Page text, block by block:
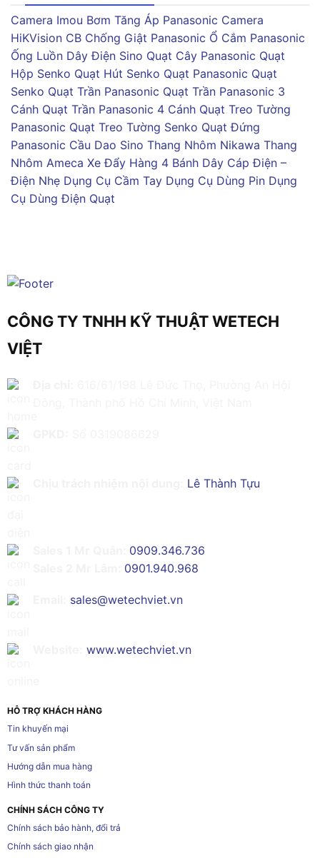
Camera Imou Bơm Tăng Áp Panasonic Camera
HiKVision CB Chống Giật Panasonic Ổ Cắm Panasonic
Ống Luồn Dây Điện Sino Quạt Cây Panasonic Quạt
Hộp Senko Quạt Hút Senko Quạt Panasonic Quạt
Senko Quạt Trần Panasonic Quạt Trần Panasonic 3
Cánh Quạt Trần Panasonic 4 Cánh Quạt Treo Tường
Panasonic Quạt Treo Tường Senko Quạt Đứng
Panasonic Cầu Dao Sino Thang Nhôm Nikawa Thang
Nhôm Ameca Xe Đẩy Hàng 4 Bánh Dây Cáp Điện –
Điện Nhẹ Dụng Cụ Cầm Tay Dụng Cụ Dùng Pin Dụng
Cụ Dùng Điện Quạt
CÔNG TY TNHH KỸ THUẬT WETECH
VIỆT
Lê Thành Tựu
0909.346.736
0901.940.968
sales@wetechviet.vn
www.wetechviet.vn
HỖ TRỢ KHÁCH HÀNG
Tin khuyến mại
Tư vấn sản phẩm
Hướng dẫn mua hàng
Hình thức thanh toán
CHÍNH SÁCH CÔNG TY
Chính sách bảo hành, đổi trả
Chính sách giao nhận